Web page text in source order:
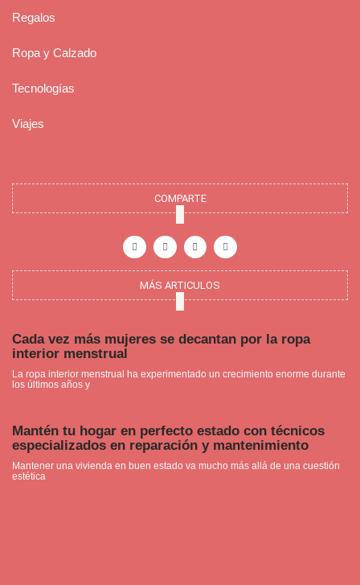
Regalos
Ropa y Calzado
Tecnologías
Viajes
COMPARTE
a
c
e
o
-
n
s
t
g
r
m
i
n
t
r
e
t
o
u
t
b
MÁS ARTICULOS
Cada vez más mujeres se decantan por la ropa
interior menstrual
La ropa interior menstrual ha experimentado un crecimiento enorme durante
los últimos años y
Mantén tu hogar en perfecto estado con técnicos
especializados en reparación y mantenimiento
Mantener una vivienda en buen estado va mucho más allá de una cuestión
estética